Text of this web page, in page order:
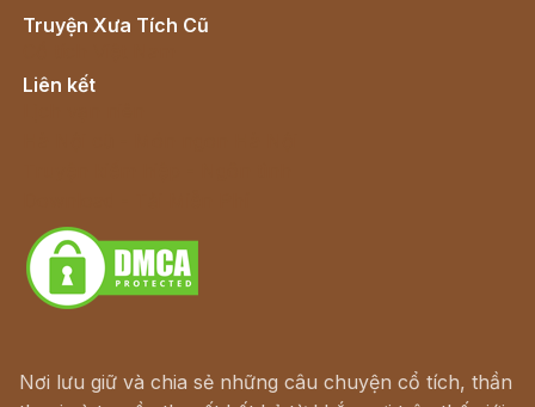
Truyện Xưa Tích Cũ
Liên kết
Nơi lưu giữ và chia sẻ những câu chuyện cổ tích, thần